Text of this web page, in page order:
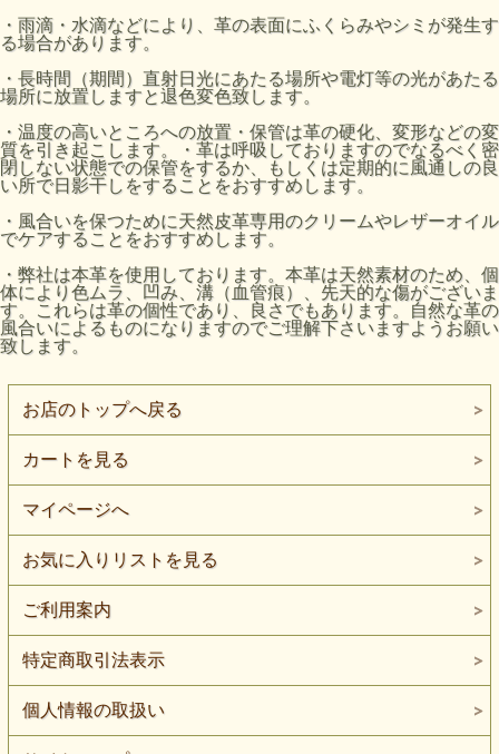
・雨滴・水滴などにより、革の表面にふくらみやシミが発生す
る場合があります。
・長時間（期間）直射日光にあたる場所や電灯等の光があたる
場所に放置しますと退色変色致します。
・温度の高いところへの放置・保管は革の硬化、変形などの変
質を引き起こします。・革は呼吸しておりますのでなるべく密
閉しない状態での保管をするか、もしくは定期的に風通しの良
い所で日影干しをすることをおすすめします。
・風合いを保つために天然皮革専用のクリームやレザーオイル
でケアすることをおすすめします。
・弊社は本革を使用しております。本革は天然素材のため、個
体により色ムラ、凹み、溝（血管痕）、先天的な傷がございま
す。これらは革の個性であり、良さでもあります。自然な革の
風合いによるものになりますのでご理解下さいますようお願い
致します。
お店のトップへ戻る
カートを見る
マイページへ
お気に入りリストを見る
ご利用案内
特定商取引法表示
個人情報の取扱い